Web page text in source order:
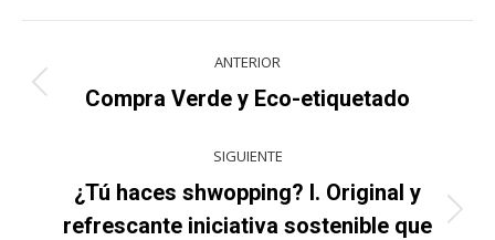
X
PinterestFacebookLinkedIn
entre
publicaciones
ANTERIOR
Publicación
Compra Verde y Eco-etiquetado
SIGUIENTE
Publicación
¿Tú haces shwopping? I. Original y
refrescante iniciativa sostenible que